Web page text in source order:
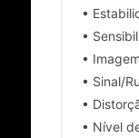
•
•
•
• Sinal/
•
• Nível